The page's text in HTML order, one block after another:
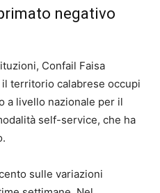
negativo
Confail Faisa
territorio calabrese occupi
a livello nazionale per il
self-service, che ha
sulle variazioni